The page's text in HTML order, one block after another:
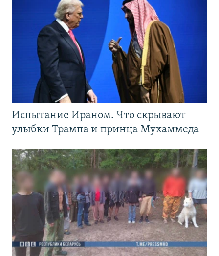
Испытание Ираном. Что скрывают
улыбки Трампа и принца Мухаммеда